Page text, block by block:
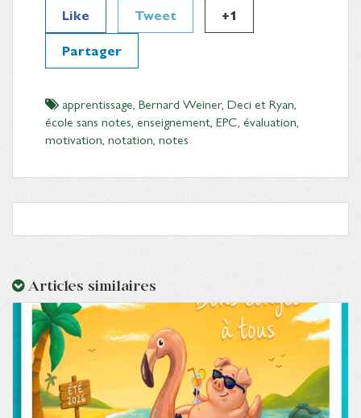
Like
Tweet
+1
Partager
apprentissage, Bernard Weiner, Deci et Ryan,
école sans notes, enseignement, EPC, évaluation,
motivation, notation, notes
Articles similaires